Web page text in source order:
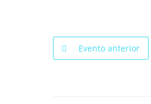
Evento anterior